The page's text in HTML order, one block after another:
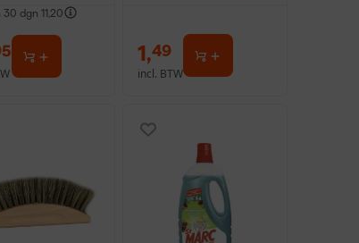
30 dgn 11,20
1,49
incl. BTW